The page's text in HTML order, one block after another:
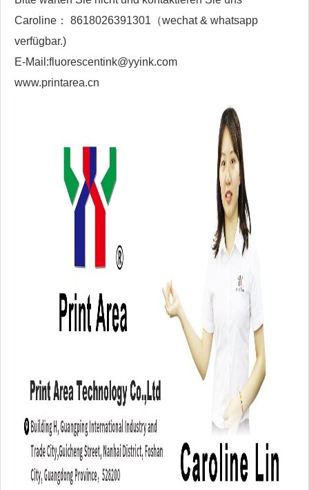
Caroline： 8618026391301（wechat & whatsapp
verfügbar.)
E-Mail:fluorescentink@yyink.com
www.printarea.cn